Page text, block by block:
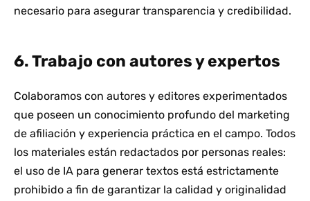
necesario para asegurar transparencia y credibilidad.
6. Trabajo con autores y expertos
Colaboramos con autores y editores experimentados
que poseen un conocimiento profundo del marketing
de afiliación y experiencia práctica en el campo. Todos
los materiales están redactados por personas reales:
el uso de IA para generar textos está estrictamente
prohibido a fin de garantizar la calidad y originalidad